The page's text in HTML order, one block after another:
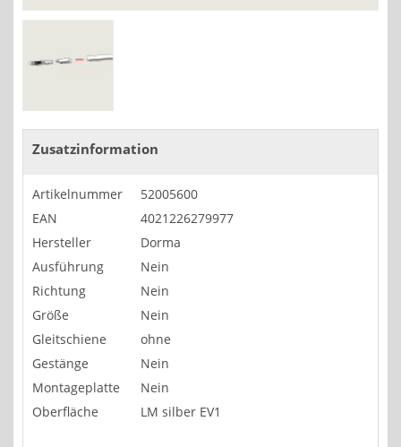
Zusatzinformation
Artikelnummer
52005600
EAN
4021226279977
Hersteller
Dorma
Ausführung
Nein
Richtung
Nein
Größe
Nein
Gleitschiene
ohne
Gestänge
Nein
Montageplatte
Nein
Oberfläche
LM silber EV1